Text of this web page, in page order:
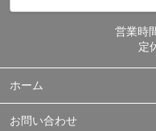
営業時
定
ホーム
お問い合わせ